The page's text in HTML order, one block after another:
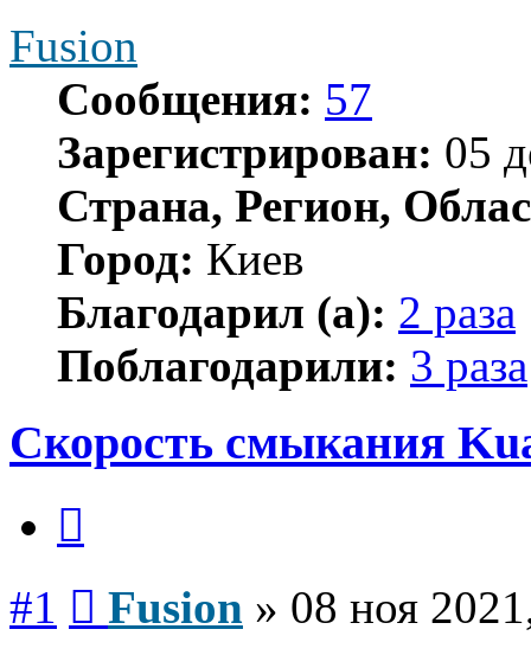
Fusion
Сообщения: 57
Зарегистрирован: 05
Страна, Регион,
Город: Киев
Благодарил (а): 2 раза
Поблагодарили: 3 раза
Скорость смыкания
#1 Fusion » 08 ноя